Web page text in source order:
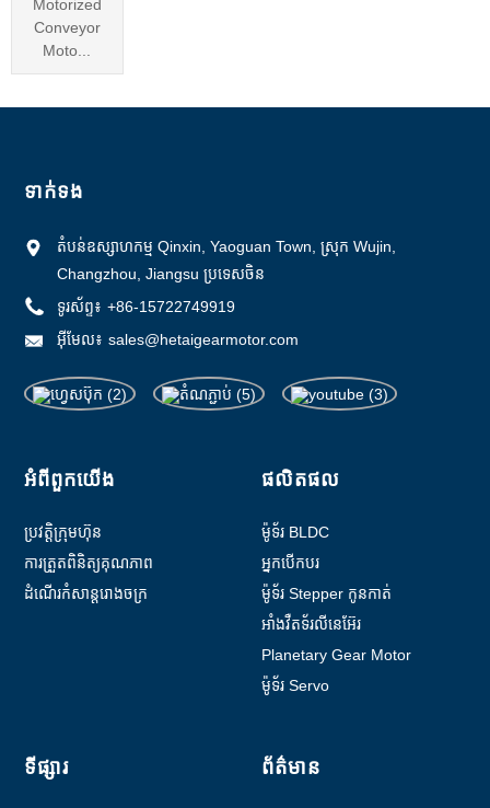
Motorized
Conveyor
Moto...
ទាក់ទង
តំបន់ឧស្សាហកម្ម Qinxin, Yaoguan Town, ស្រុក Wujin,
Changzhou, Jiangsu ប្រទេសចិន
ទូរស័ព្ទ៖ +86-15722749919
អ៊ីមែល៖ sales@hetaigearmotor.com
អំពី​ពួក​យើង
ប្រវត្តិ​ក្រុមហ៊ុន
ការត្រួតពិនិត្យគុណភាព
ដំណើរកំសាន្តរោងចក្រ
ផលិតផល
ម៉ូទ័រ BLDC
អ្នកបើកបរ
ម៉ូទ័រ Stepper កូនកាត់
អាំងវឺតទ័រលីនេអ៊ែរ
Planetary Gear Motor
ម៉ូទ័រ Servo
ទីផ្សារ ព័ត៌មាន